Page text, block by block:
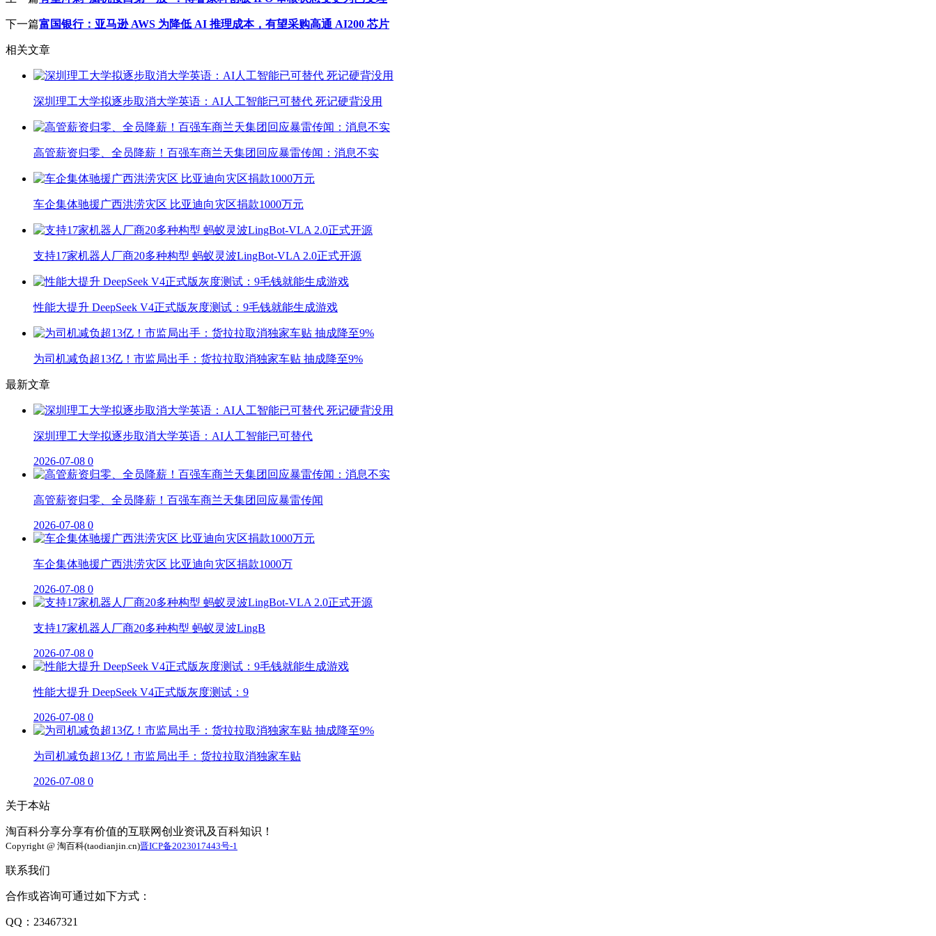
下一篇富国银行：亚马逊 AWS 为降低 AI 推理成本，有望采购高通 AI200 芯片
相关文章
深圳理工大学拟逐步取消大学英语：AI人工智能已可替代 死记硬背没用
高管薪资归零、全员降薪！百强车商兰天集团回应暴雷传闻：消息不实
车企集体驰援广西洪涝灾区 比亚迪向灾区捐款1000万元
支持17家机器人厂商20多种构型 蚂蚁灵波LingBot-VLA 2.0正式开源
性能大提升 DeepSeek V4正式版灰度测试：9毛钱就能生成游戏
为司机减负超13亿！市监局出手：货拉拉取消独家车贴 抽成降至9%
最新文章
深圳理工大学拟逐步取消大学英语：AI人工智能已可替代
2026-07-08 0
高管薪资归零、全员降薪！百强车商兰天集团回应暴雷传闻
2026-07-08 0
车企集体驰援广西洪涝灾区 比亚迪向灾区捐款1000万
2026-07-08 0
支持17家机器人厂商20多种构型 蚂蚁灵波LingB
2026-07-08 0
性能大提升 DeepSeek V4正式版灰度测试：9
2026-07-08 0
为司机减负超13亿！市监局出手：货拉拉取消独家车贴
2026-07-08 0
关于本站
淘百科分享分享有价值的互联网创业资讯及百科知识！
Copyright @ 淘百科(taodianjin.cn)晋ICP备2023017443号-1
联系我们
合作或咨询可通过如下方式：
QQ：23467321